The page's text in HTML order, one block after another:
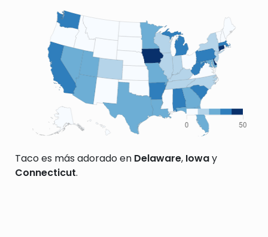
Taco es más adorado en Delaware, Ioway
Connecticut.